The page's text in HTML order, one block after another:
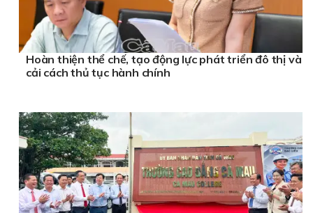
Hoàn thiện thể chế, tạo động lực phát triển đô thị và
cải cách thủ tục hành chính